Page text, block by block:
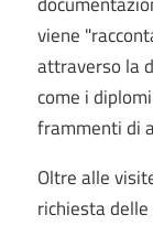
viene
attraverso la
come i
frammenti di
Oltre alle
richiesta